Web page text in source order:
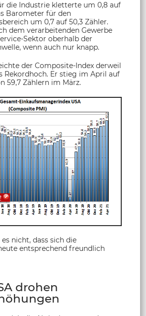
die Industrie kletterte um 0,8 auf
Barometer für den
um 0,7 auf 50,3 Zähler.
dem verarbeitenden Gewerbe
Sektor oberhalb der
wenn auch nur knapp.
der Composite-Index derweil
Rekordhoch. Er stieg im April auf
59,7 Zählern im März.
nicht, dass sich die
entsprechend freundlich
drohen